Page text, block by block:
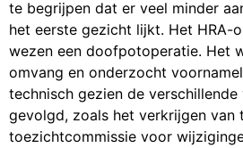
te begrijpen dat er veel minder
het eerste gezicht lijkt. Het HRA-
wezen een doofpotoperatie. Het
omvang en onderzocht
technisch gezien de
gevolgd, zoals het verkrijgen van
toezichtcommissie voor